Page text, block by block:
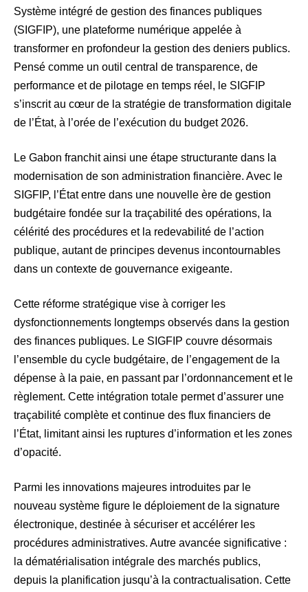
Système intégré de gestion des finances publiques
(SIGFIP), une plateforme numérique appelée à
transformer en profondeur la gestion des deniers publics.
Pensé comme un outil central de transparence, de
performance et de pilotage en temps réel, le SIGFIP
s’inscrit au cœur de la stratégie de transformation digitale
de l’État, à l’orée de l’exécution du budget 2026.
Le Gabon franchit ainsi une étape structurante dans la
modernisation de son administration financière. Avec le
SIGFIP, l’État entre dans une nouvelle ère de gestion
budgétaire fondée sur la traçabilité des opérations, la
célérité des procédures et la redevabilité de l’action
publique, autant de principes devenus incontournables
dans un contexte de gouvernance exigeante.
Cette réforme stratégique vise à corriger les
dysfonctionnements longtemps observés dans la gestion
des finances publiques. Le SIGFIP couvre désormais
l’ensemble du cycle budgétaire, de l’engagement de la
dépense à la paie, en passant par l’ordonnancement et le
règlement. Cette intégration totale permet d’assurer une
traçabilité complète et continue des flux financiers de
l’État, limitant ainsi les ruptures d’information et les zones
d’opacité.
Parmi les innovations majeures introduites par le
nouveau système figure le déploiement de la signature
électronique, destinée à sécuriser et accélérer les
procédures administratives. Autre avancée significative :
la dématérialisation intégrale des marchés publics,
depuis la planification jusqu’à la contractualisation. Cette